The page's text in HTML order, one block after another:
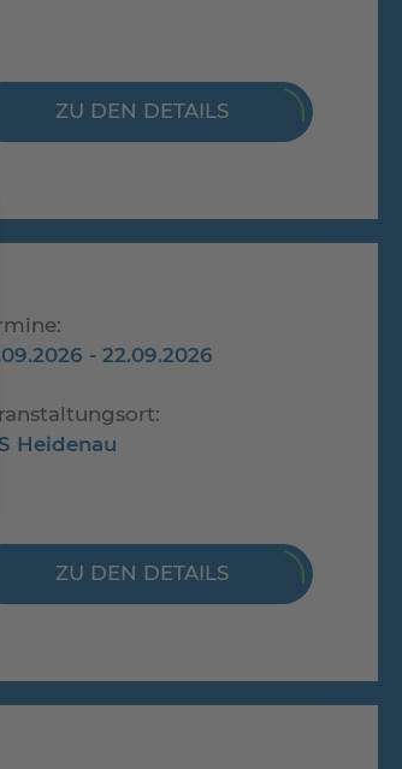
ZU DEN DETAILS
- 22.09.2026
Heidenau
ZU DEN DETAILS